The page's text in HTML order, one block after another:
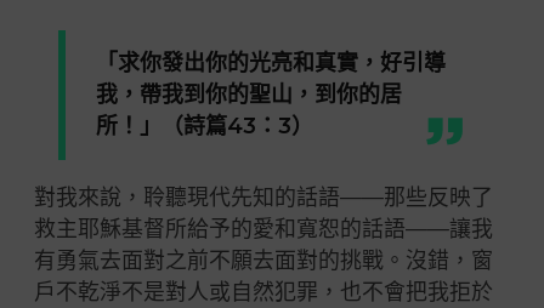
「求你發出你的光亮和真實，好引導
我，帶我到你的聖山，到你的居
所！」（詩篇43：3）
對我來說，聆聽現代先知的話語——那些反映了
救主耶穌基督所給予的愛和寬恕的話語——讓我
有勇氣去面對之前不願去面對的挑戰。沒錯，窗
戶不乾淨不是對人或自然犯罪，也不會把我拒於